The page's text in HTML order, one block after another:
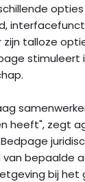
talloze
stimuleert
heeft", zegt
bepaalde
bij het